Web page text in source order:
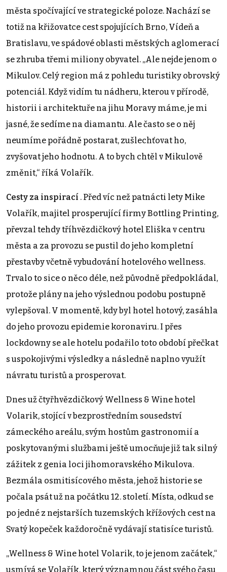
města spočívající ve strategické poloze. Nachází se
totiž na křižovatce cest spojujících Brno, Vídeň a
Bratislavu, ve spádové oblasti městských aglomerací
se zhruba třemi miliony obyvatel. „Ale nejde jenom o
Mikulov. Celý region má z pohledu turistiky obrovský
potenciál. Když vidím tu nádheru, kterou v přírodě,
historii i architektuře na jihu Moravy máme, je mi
jasné, že sedíme na diamantu. Ale často se o něj
neumíme pořádně postarat, zušlechťovat ho,
zvyšovat jeho hodnotu. A to bych chtěl v Mikulově
změnit,“ říká Volařík.
Cesty za inspirací . Před víc než patnácti lety Mike
Volařík, majitel prosperující firmy Bottling Printing,
převzal tehdy tříhvězdičkový hotel Eliška v centru
města a za provozu se pustil do jeho kompletní
přestavby včetně vybudování hotelového wellness.
Trvalo to sice o něco déle, než původně předpokládal,
protože plány na jeho výslednou podobu postupně
vylepšoval. V momentě, kdy byl hotel hotový, zasáhla
do jeho provozu epidemie koronaviru. I přes
lockdowny se ale hotelu podařilo toto období přečkat
s uspokojivými výsledky a následně naplno využít
návratu turistů a prosperovat.
Dnes už čtyřhvězdičkový Wellness & Wine hotel
Volarik, stojící v bezprostředním sousedství
zámeckého areálu, svým hostům gastronomií a
poskytovanými službami ještě umocňuje již tak silný
zážitek z genia loci jihomoravského Mikulova.
Bezmála osmitisícového města, jehož historie se
počala psát už na počátku 12. století. Místa, odkud se
po jedné z nejstarších tuzemských křížových cest na
Svatý kopeček každoročně vydávají statisíce turistů.
„Wellness & Wine hotel Volarik, to je jenom začátek,“
usmívá se Volařík, který významnou část svého času